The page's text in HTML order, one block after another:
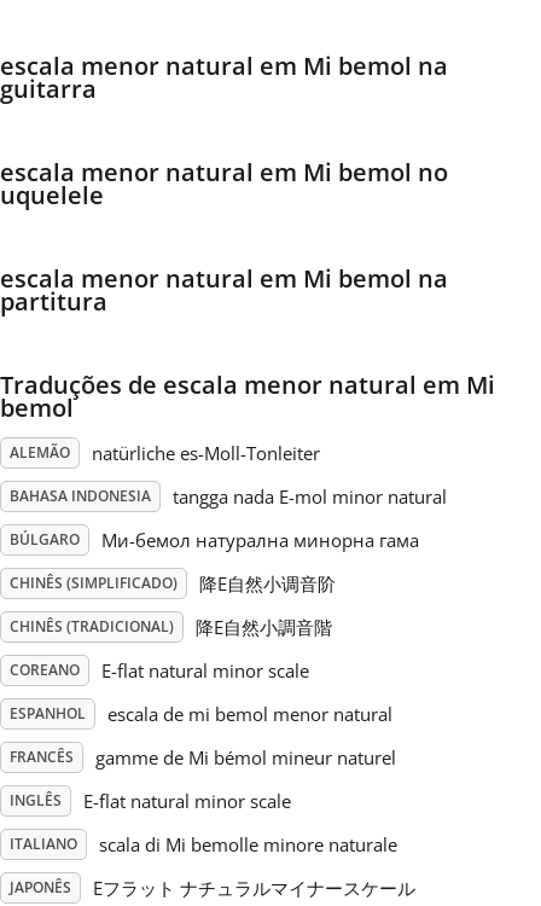
Italiano
日本語
Svenska
Tiếng Việt
Türkçe
Українська
简体中文
escala menor natural em Mi bemol na
guitarra
escala menor natural em Mi bemol no
uquelele
escala menor natural em Mi bemol na
partitura
Traduções de escala menor natural em Mi
bemol
ALEMÃO natürliche es-Moll-Tonleiter
BAHASA INDONESIA tangga nada E-mol minor natural
BÚLGARO Mи-бемол натурална минорна гама
CHINÊS (SIMPLIFICADO) 降E自然小调音阶
CHINÊS (TRADICIONAL) 降E自然小調音階
COREANO E-flat natural minor scale
ESPANHOL escala de mi bemol menor natural
FRANCÊS gamme de Mi bémol mineur naturel
INGLÊS E-flat natural minor scale
ITALIANO scala di Mi bemolle minore naturale
JAPONÊS Eフラット ナチュラルマイナースケール